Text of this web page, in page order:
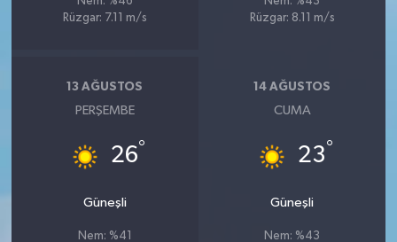
Rüzgar: 7.11 m/s
Rüzgar: 8.11 m/s
13 AĞUSTOS
PERŞEMBE
26°
Güneşli
Nem: %41
14 AĞUSTOS
CUMA
23°
Güneşli
Nem: %43